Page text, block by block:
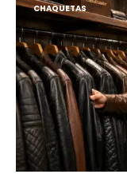
CHAQUETAS